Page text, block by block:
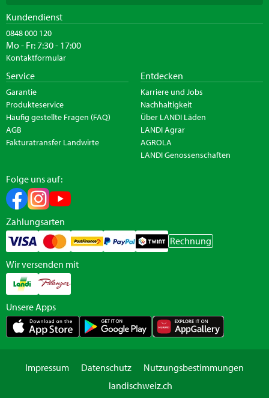
Kundendienst
0848 000 120
Mo - Fr: 7:30 - 17:00
Kontaktformular
Service
Garantie
Produkteservice
Häufig gestellte Fragen (FAQ)
AGB
Fakturatransfer Landwirte
Entdecken
Karriere und Jobs
Nachhaltigkeit
Über LANDI Läden
LANDI Agrar
AGROLA
LANDI Genossenschaften
Folge uns auf:
Zahlungsarten
Rechnung
Wir versenden mit
Unsere Apps
Impressum Datenschutz
Nutzungsbestimmungen
landischweiz.ch